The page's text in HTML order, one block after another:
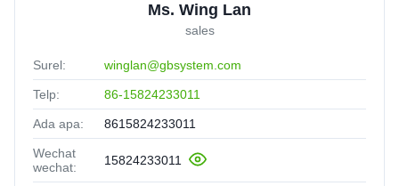
Ms. Wing Lan
sales
Surel: winglan@gbsystem.com
Telp: 86-15824233011
Ada apa: 8615824233011
Wechat
wechat:
15824233011